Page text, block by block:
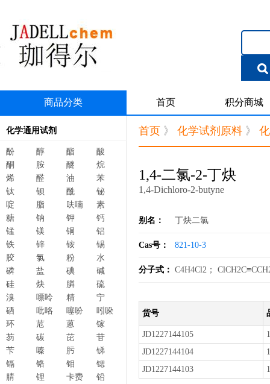
商品分类 首页 积分商城
化学通用试剂
酚 醇 酯
酸
酮
胺 醚
烷
烯
醛 油
苯
钛
钡 酰
铋
啶
脂 呋喃
素
糖
钠 钾
钙
锰
镁 铜
铝
铁
锌 铵
锡
胶
氯 粉
水
磷
盐 碘
碱
硅
炔 膦
硫
溴
嘌呤 精
宁
硒
吡咯 噻吩
吲哚
环
苊 蒽
镓
芴
碳 芘
苷
苄
嗪 肟
锑
镉
铬 钼
锶
腈
锂 卡费
铅
首页 》 化学试剂原料 》
1,4-二氯-2-丁炔
1,4-Dichloro-2-butyne
别名： 丁炔二氯
Cas号： 821-10-3
分子式： C4H4Cl2；
货号
JD1227144105
JD1227144104
JD1227144103